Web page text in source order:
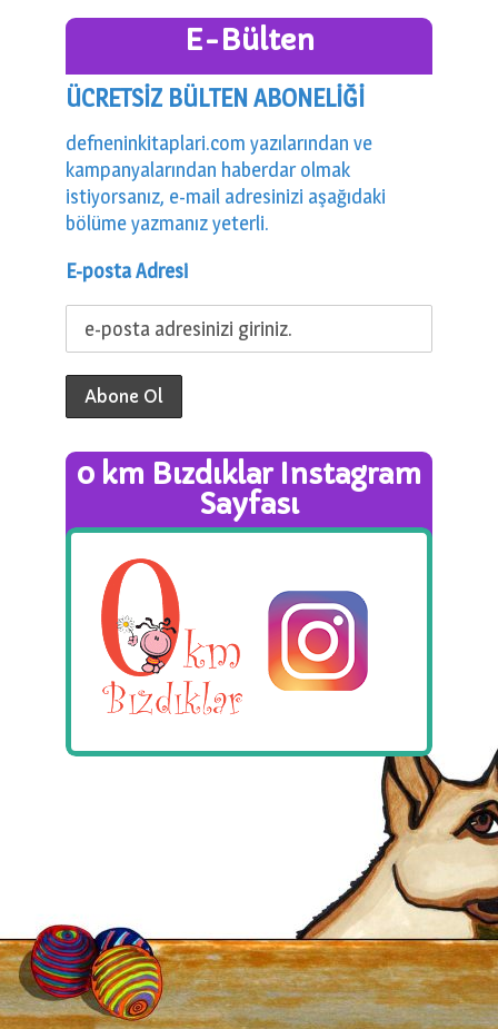
E-Bülten
ÜCRETSİZ BÜLTEN ABONELİĞİ
defneninkitaplari.com yazılarından ve
kampanyalarından haberdar olmak
istiyorsanız, e-mail adresinizi aşağıdaki
bölüme yazmanız yeterli.
E-posta Adresi
0 km Bızdıklar Instagram
Sayfası